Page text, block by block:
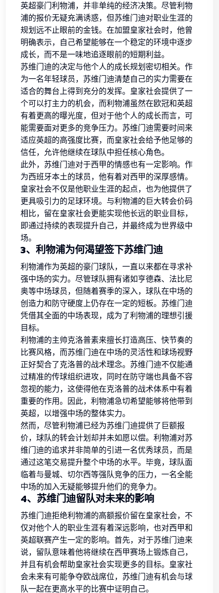
英超豪门利物浦，并非单纯的经济决策。尽管利物
浦的报价无疑充满诱惑，但苏维门迪对职业生涯的
规划远不止眼前的金钱。在加盟皇家社会时，他曾
明确表示，自己希望能够在一个稳定的环境中逐步
成长，而不是一味地追逐眼前的短期利益。
苏维门迪的决定与他个人的成长规划密切相关。作
为一名年轻球员，苏维门迪清楚自己的实力需要在
适合的舞台上得到充分的发挥。皇家社会提供了一
个可以打主力的机会，而利物浦虽然在欧冠和英超
有着更高的曝光度，但对于他个人的成长而言，可
能需要面对更多的竞争压力。苏维门迪需要时间来
适应英超的高强度比赛，而皇家社会给予他足够的
信任，允许他继续在球队中担任核心角色。
此外，苏维门迪对于西甲的情感也有一定影响。作
为西班牙本土的球员，他有着对西甲的深厚感情。
皇家社会不仅是他职业生涯的起点，也为他提供了
更具吸引力的足球环境。与利物浦的巨大转会价码
相比，留在皇家社会更能实现他长远的职业目标，
即通过持续的表现提升自己，并最终成为世界级中
场。
3、利物浦为何渴望签下苏维门迪
利物浦作为英超的豪门球队，一直以来都在寻求补
强中场的实力。尽管球队拥有诸如亨德森、法比尼
奥等中场球员，但随着赛季的深入，球队在中场的
创造力和防守硬度上仍存在一定的短板。苏维门迪
凭借其全面的中场表现，成为了利物浦的理想引援
目标。
利物浦的主帅克洛普素来擅长打造高压、快节奏的
比赛风格，而苏维门迪在中场的灵活性和球场视野
正好契合了克洛普的战术理念。苏维门迪不仅能通
过精准的传球组织进攻，同时在防守端也具备不容
忽视的能力，这使得他在克洛普的战术体系中有着
重要的作用。因此，利物浦急切希望能够将他带到
英超，以增强中场的整体实力。
然而，尽管利物浦已经为苏维门迪提供了巨额报
价，球队的转会计划却并未如愿以偿。利物浦对苏
维门迪的追求并非简单的引进一名优秀球员，而是
通过这笔交易提升整个中场的水平。毕竟，球队面
临着与曼城、切尔西等强队竞争的压力，一名全能
中场的加入无疑能够提升他们的竞争力。
4、苏维门迪留队对未来的影响
苏维门迪拒绝利物浦的高额报价留在皇家社会，不
仅对他个人的职业生涯有着深远影响，也对西甲和
英超联赛产生一定的影响。首先，对于苏维门迪来
说，留队意味着他将继续在西甲赛场上锻炼自己，
并且有机会帮助皇家社会实现更多的目标。皇家社
会未来有可能争夺欧战席位，苏维门迪有机会与球
队一起在更高水平的比赛中证明自己。